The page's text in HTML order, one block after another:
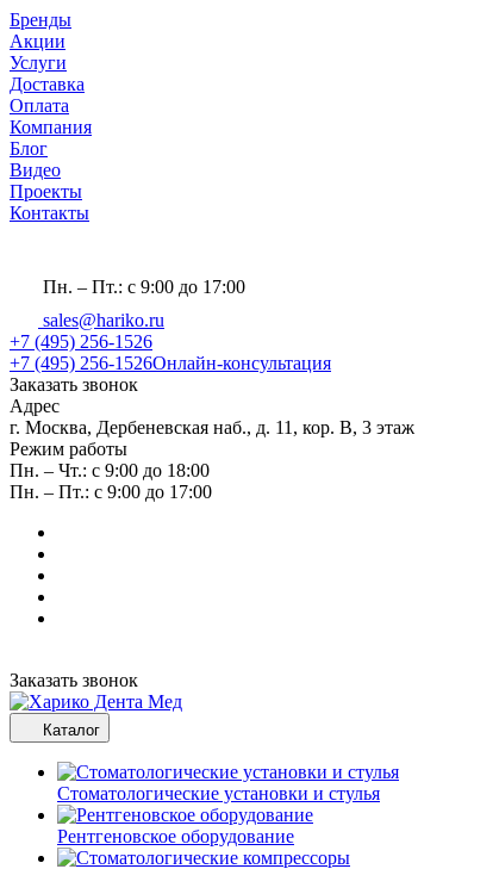
Бренды
Акции
Услуги
Доставка
Оплата
Компания
Блог
Видео
Проекты
Контакты
Пн. – Пт.: с 9:00 до 17:00
sales@hariko.ru
+7 (495) 256-1526
+7 (495) 256-1526Онлайн-консультация
Заказать звонок
Адрес
г. Москва, Дербеневская наб., д. 11, кор. В, 3 этаж
Режим работы
Пн. – Чт.: с 9:00 до 18:00
Пн. – Пт.: с 9:00 до 17:00
Заказать звонок
Каталог
Стоматологические установки и стулья
Рентгеновское оборудование